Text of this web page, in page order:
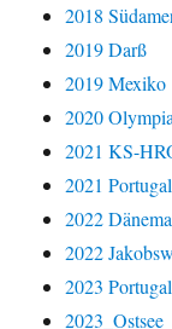
2018
2019 Darß
2019 Mexiko
2020 Olympia
2021 KS-
2021 Portugal
2022
2022
2023 Portugal
2023_Ostsee